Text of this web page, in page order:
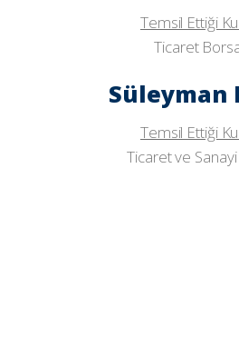
Temsil Ettiği
Ticaret
Süleyman
Temsil Ettiği
Ticaret ve Sanayi